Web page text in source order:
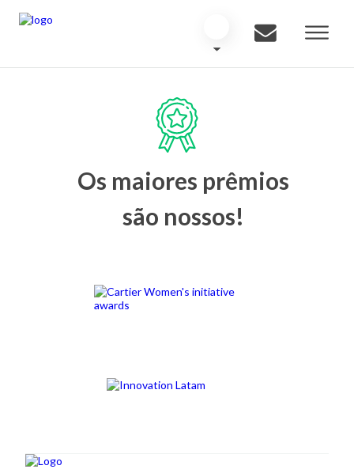
Os maiores prêmios
são nossos!